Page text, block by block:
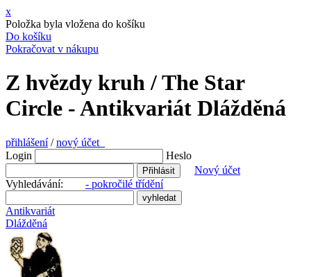
x
Položka byla vložena do košíku
Do košíku
Pokračovat v nákupu
Z hvězdy kruh / The Star
Circle - Antikvariát Dlážděná
přihlášení/nový účet
Login
Heslo
Nový účet
Vyhledávání: - pokročilé třídění
Antikvariát
Dlážděná